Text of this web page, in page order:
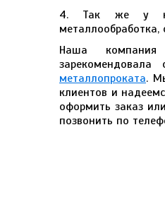
4. Так же у
металлообработка,
Наша
металлопроката.
клиентов и
оформить заказ
позвонить по